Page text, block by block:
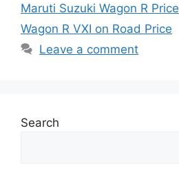
Maruti Suzuki Wagon R Price
Wagon R VXI on Road Price
Leave a comment
Search